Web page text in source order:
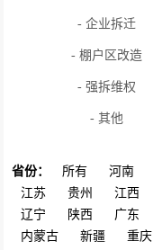
- 企业拆迁
- 棚户区改造
- 强拆维权
- 其他
省份： 所有 河南
江苏
贵州 江西
辽宁
陕西 广东
内蒙古
新疆 重庆